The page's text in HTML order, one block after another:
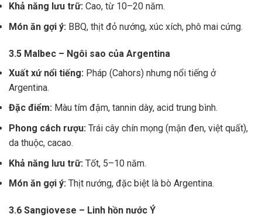
Khả năng lưu trữ: Cao, từ 10–20 năm.
Món ăn gợi ý: BBQ, thịt đỏ nướng, xúc xích, phô mai cứng.
3.5 Malbec – Ngôi sao của Argentina
Xuất xứ nổi tiếng: Pháp (Cahors) nhưng nổi tiếng ở
Argentina.
Đặc điểm: Màu tím đậm, tannin dày, acid trung bình.
Phong cách rượu: Trái cây chín mọng (mận đen, việt quất),
da thuộc, cacao.
Khả năng lưu trữ: Tốt, 5–10 năm.
Món ăn gợi ý: Thịt nướng, đặc biệt là bò Argentina.
3.6 Sangiovese – Linh hồn nước Ý